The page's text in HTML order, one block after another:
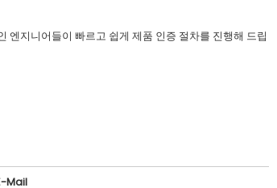
엔지니어들이 빠르고 쉽게 제품 인증 절차를 진행해 드립
Mail